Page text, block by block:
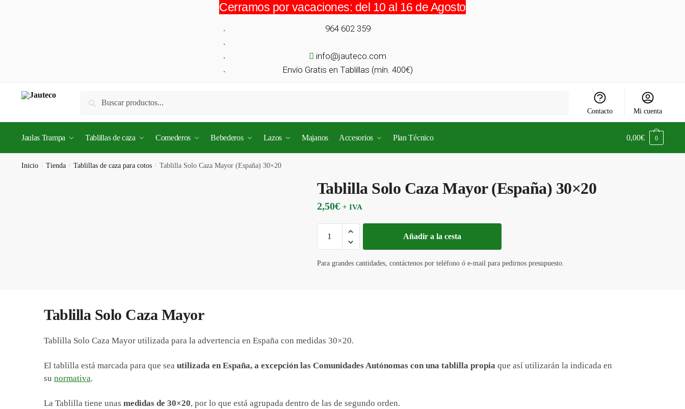
Cerramos por vacaciones: del 10 al 16 de Agosto
964 602 359
info@jauteco.com
Envío Gratis en Tablillas (mín. 400€)
Buscar
Contacto Mi cuenta
Jaulas Trampa Tablillas de caza Comederos Bebederos Lazos Majanos Accesorios Plan Técnico 0,00€ 0
Inicio / Tienda / Tablillas de caza para cotos / Tablilla Solo Caza Mayor (España) 30×20
Tablilla Solo Caza Mayor (España) 30×20
2,50€ + IVA
Solo
Mayor
Añadir a la cesta
Para grandes cantidades, contáctenos por teléfono ó e-mail para pedirnos presupuesto.
Tablilla Solo Caza Mayor
Tablilla Solo Caza Mayor utilizada para la advertencia en España con medidas 30×20.
El tablilla está marcada para que seautilizada en España, a excepción las Comunidades Autónomas con una tablilla propiaque así utilizarán la indicada en
sunormativa.
La Tablilla tiene unasmedidas de 30×20, por lo que está agrupada dentro de las de segundo orden.